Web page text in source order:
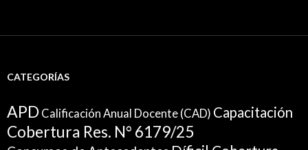
CATEGORÍAS
APD Calificación Anual Docente (CAD) Capacitación
Cobertura Res. N° 6179/25